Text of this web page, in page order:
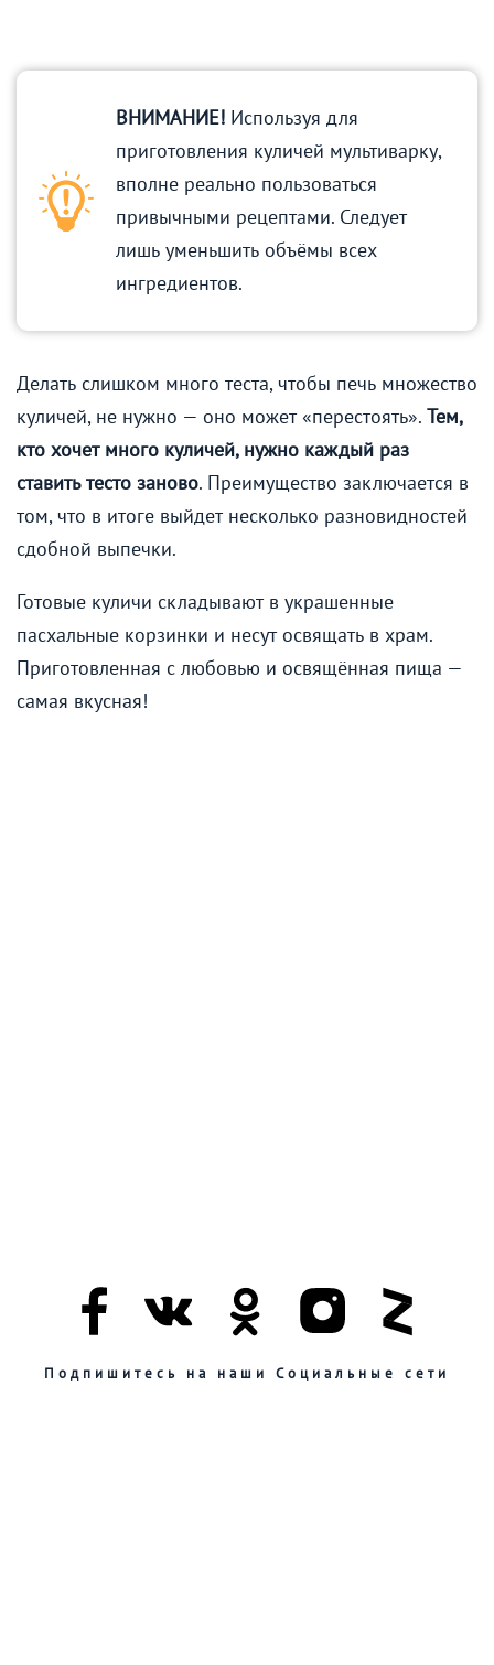
ВНИМАНИЕ! Используя для
приготовления куличей мультиварку,
вполне реально пользоваться
привычными рецептами. Следует
лишь уменьшить объёмы всех
ингредиентов.
Делать слишком много теста, чтобы печь множество
куличей, не нужно — оно может «перестоять». Тем,
кто хочет много куличей, нужно каждый раз
ставить тесто заново. Преимущество заключается в
том, что в итоге выйдет несколько разновидностей
сдобной выпечки.
Готовые куличи складывают в украшенные
пасхальные корзинки и несут освящать в храм.
Приготовленная с любовью и освящённая пища —
самая вкусная!
Подпишитесь на наши Социальные сети